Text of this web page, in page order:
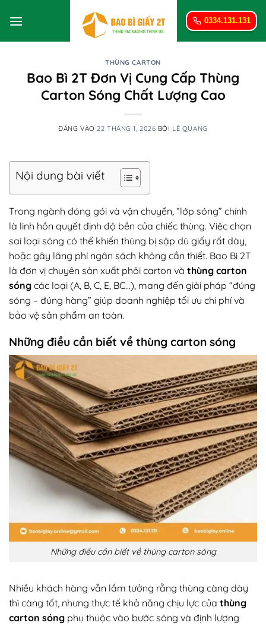
qua
0334.131.131
THÙNG CARTON
Bao Bì 2T Đơn Vị Cung Cấp Thùng
Carton Sóng Chất Lượng Cao
ĐĂNG VÀO22 THÁNG 1, 2026 BỞI LÊ QUANG
Nội dung bài viết
Trong ngành đóng gói và vận chuyển, “lớp sóng” chính
là linh hồn quyết định độ bền của chiếc thùng. Việc chọn
sai loại sóng có thể khiến thùng bị sập dù giấy rất dày,
hoặc gây lãng phí ngân sách không cần thiết. Bao Bì 2T
là đơn vị chuyên sản xuất phôi carton và thùng carton
sóng các loại (A, B, C, E, BC…), mang đến giải pháp “đúng
sóng – đúng hàng” giúp doanh nghiệp tối ưu chi phí và
bảo vệ sản phẩm an toàn.
Những điều cần biết về thùng carton sóng
Những điều cần biết về thùng carton sóng
Nhiều khách hàng vẫn lầm tưởng rằng thùng càng dày
thì càng tốt, nhưng thực tế khả năng chịu lực của thùng
carton sóng phụ thuộc vào bước sóng và định lượng